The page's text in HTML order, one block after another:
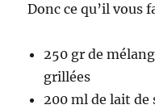
Donc ce qu’il vous
250 gr de
grillées
200 ml de lait de